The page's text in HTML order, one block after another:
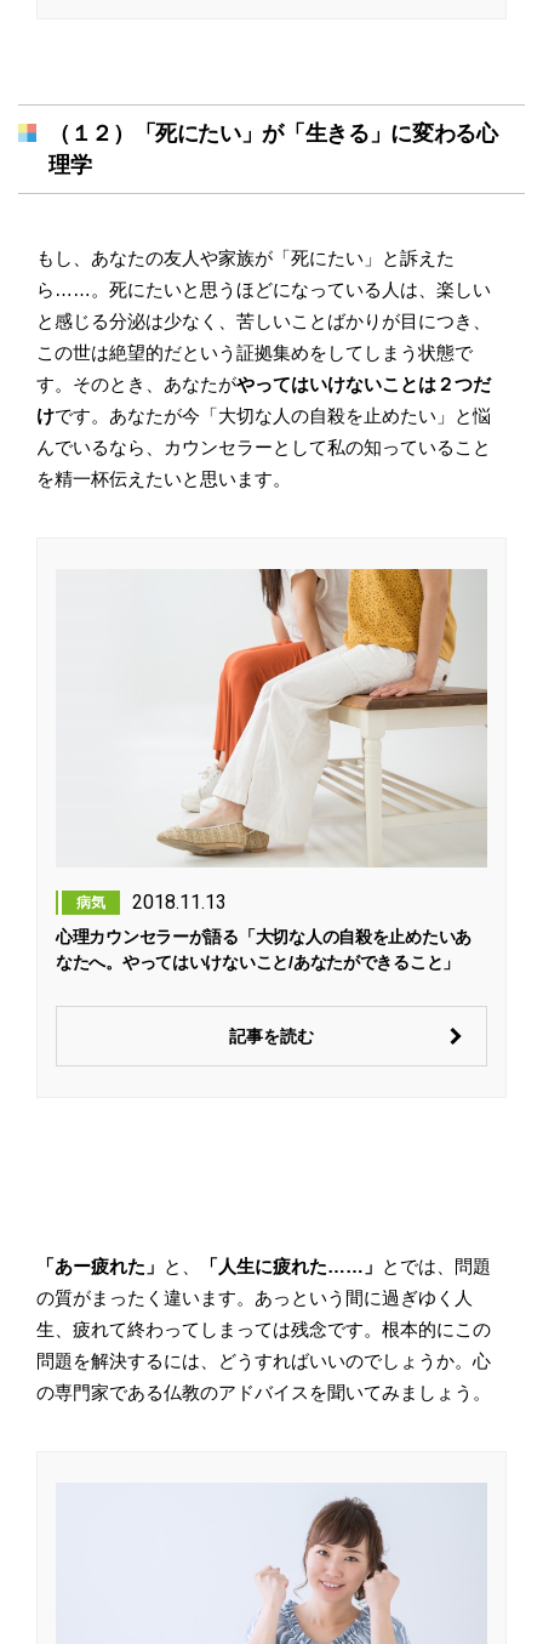
（１２）「死にたい」が「生きる」に変わる心
理学
もし、あなたの友人や家族が「死にたい」と訴えた
ら……。死にたいと思うほどになっている人は、楽しい
と感じる分泌は少なく、苦しいことばかりが目につき、
この世は絶望的だという証拠集めをしてしまう状態で
す。そのとき、あなたがやってはいけないことは２つだ
けです。あなたが今「大切な人の自殺を止めたい」と悩
んでいるなら、カウンセラーとして私の知っていること
を精一杯伝えたいと思います。
病気 2018.11.13
心理カウンセラーが語る「大切な人の自殺を止めたいあ
なたへ。やってはいけないこと/あなたができること」
記事を読む
「あー疲れた」 と、 「人生に疲れた……」 とでは、問題
の質がまったく違います。あっという間に過ぎゆく人
生、疲れて終わってしまっては残念です。根本的にこの
問題を解決するには、どうすればいいのでしょうか。心
の専門家である仏教のアドバイスを聞いてみましょう。